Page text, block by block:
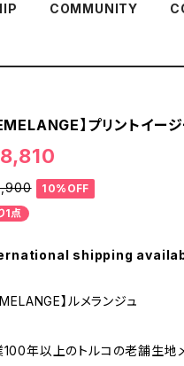
COMMUNITY
】プリントイ
10%OFF
1点
shipping
】ルメランジュ
100年以上のトルコの老舗生地